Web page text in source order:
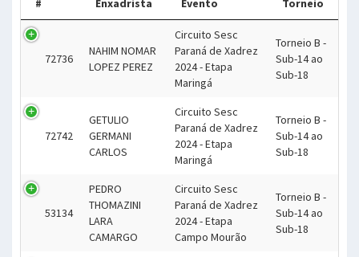
# Enxadrista Evento Torneio
72736
NAHIM NOMAR
LOPEZ PEREZ
Circuito Sesc
Paraná de Xadrez
2024 - Etapa
Maringá
Torneio B -
Sub-14 ao
Sub-18
72742
GETULIO
GERMANI
CARLOS
Circuito Sesc
Paraná de Xadrez
2024 - Etapa
Maringá
Torneio B -
Sub-14 ao
Sub-18
53134
PEDRO
THOMAZINI
LARA
CAMARGO
Circuito Sesc
Paraná de Xadrez
2024 - Etapa
Campo Mourão
Torneio B -
Sub-14 ao
Sub-18